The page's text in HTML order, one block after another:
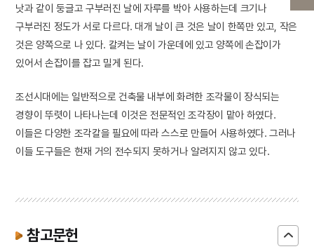
낫과 같이 둥글고 구부러진 날에 자루를 박아 사용하는데 크기나
구부러진 정도가 서로 다르다. 대개 날이 큰 것은 날이 한쪽만 있고, 작은
것은 양쪽으로 나 있다. 칼켜는 날이 가운데에 있고 양쪽에 손잡이가
있어서 손잡이를 잡고 밀게 된다.
조선시대에는 일반적으로 건축물 내부에 화려한 조각물이 장식되는
경향이 뚜렷이 나타나는데 이것은 전문적인 조각장이 맡아 하였다.
이들은 다양한 조각칼을 필요에 따라 스스로 만들어 사용하였다. 그러나
이들 도구들은 현재 거의 전수되지 못하거나 알려지지 않고 있다.
참고문헌